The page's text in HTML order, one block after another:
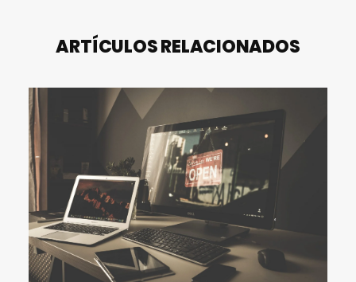
ARTÍCULOS RELACIONADOS